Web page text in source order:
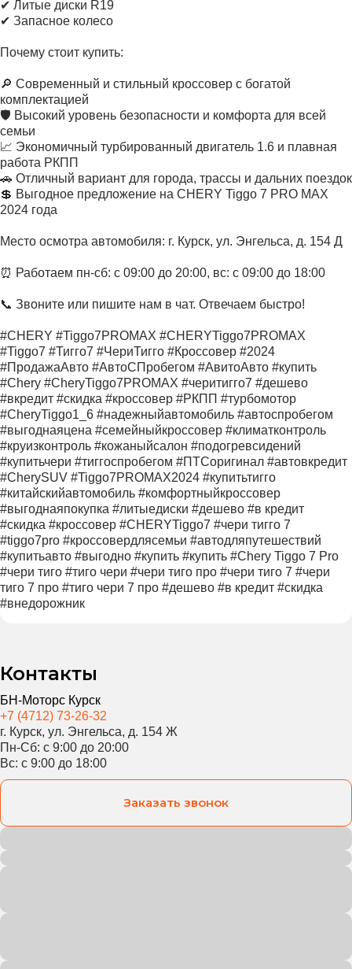
✔ Литые диски R19
✔ Запасное колесо
Почему стоит купить:
🔎 Современный и стильный кроссовер с богатой
комплектацией
🛡 Высокий уровень безопасности и комфорта для всей
семьи
📈 Экономичный турбированный двигатель 1.6 и плавная
работа РКПП
🚗 Отличный вариант для города, трассы и дальних поездок
💲 Выгодное предложение на CHERY Tiggo 7 PRO MAX
2024 года
Место осмотра автомобиля: г. Курск, ул. Энгельса, д. 154 Д
⏰ Работаем пн-сб: с 09:00 до 20:00, вс: с 09:00 до 18:00
📞 Звоните или пишите нам в чат. Отвечаем быстро!
#CHERY #Tiggo7PROMAX #CHERYTiggo7PROMAX
#Tiggo7 #Тигго7 #ЧериТигго #Кроссовер #2024
#ПродажаАвто #АвтоСПробегом #АвитоАвто #купить
#Chery #CheryTiggo7PROMAX #черитигго7 #дешево
#вкредит #скидка #кроссовер #РКПП #турбомотор
#CheryTiggo1_6 #надежныйавтомобиль #автоспробегом
#выгоднаяцена #семейныйкроссовер #климатконтроль
#круизконтроль #кожаныйсалон #подогревсидений
#купитьчери #тиггоспробегом #ПТСоригинал #автовкредит
#CherySUV #Tiggo7PROMAX2024 #купитьтигго
#китайскийавтомобиль #комфортныйкроссовер
#выгоднаяпокупка #литыедиски #дешево #в кредит
#скидка #кроссовер #CHERYTiggo7 #чери тигго 7
#tiggo7pro #кроссовердлясемьи #автодляпутешествий
#купитьавто #выгодно #купить #купить #Chery Tiggo 7 Pro
#чери тиго #тиго чери #чери тиго про #чери тиго 7 #чери
тиго 7 про #тиго чери 7 про #дешево #в кредит #скидка
#внедорожник
Контакты
БН-Моторс Курск
+7 (4712) 73-26-32
г. Курск, ул. Энгельса, д. 154 Ж
Пн-Сб: с 9:00 до 20:00
Вс: с 9:00 до 18:00
Заказать звонок